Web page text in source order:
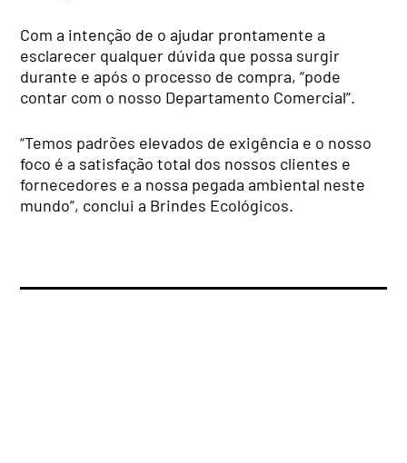
Com a intenção de o ajudar prontamente a
esclarecer qualquer dúvida que possa surgir
durante e após o processo de compra, “pode
contar com o nosso Departamento Comercial”.
“Temos padrões elevados de exigência e o nosso
foco é a satisfação total dos nossos clientes e
fornecedores e a nossa pegada ambiental neste
mundo”, conclui a Brindes Ecológicos.